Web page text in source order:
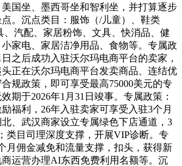
国坐、墨西哥坐和智利坐，并打算逐步
。沉点类目：服饰（/儿童）、鞋类
、汽配、家居粉饰、文具、快消品、健
家电、家居洁净用品、食物等。专属政
之后成功入驻沃尔玛电商平台的卖家，
正在沃尔玛电商平台发卖商品、连结优
规政策，即可享受最高75000美元的专
期于2026年1月31日竣事。专属政策：
福利，26年入驻卖家可享受入驻3个月
、武汉商家设立专属绿色下店通道，3
类目司理深度支撑，开展VIP诊断。专
月佣金减免和流量支撑，扣头，获得新
运营办理AI东西免费利用名额等。沉